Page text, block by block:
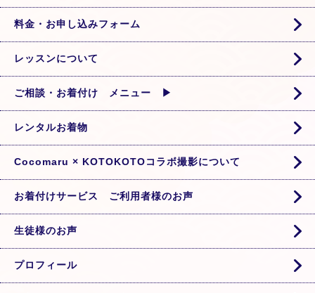
料金・お申し込みフォーム
レッスンについて
ご相談・お着付け メニュー ▶
レンタルお着物
Cocomaru × KOTOKOTOコラボ撮影について
お着付けサービス ご利用者様のお声
生徒様のお声
プロフィール